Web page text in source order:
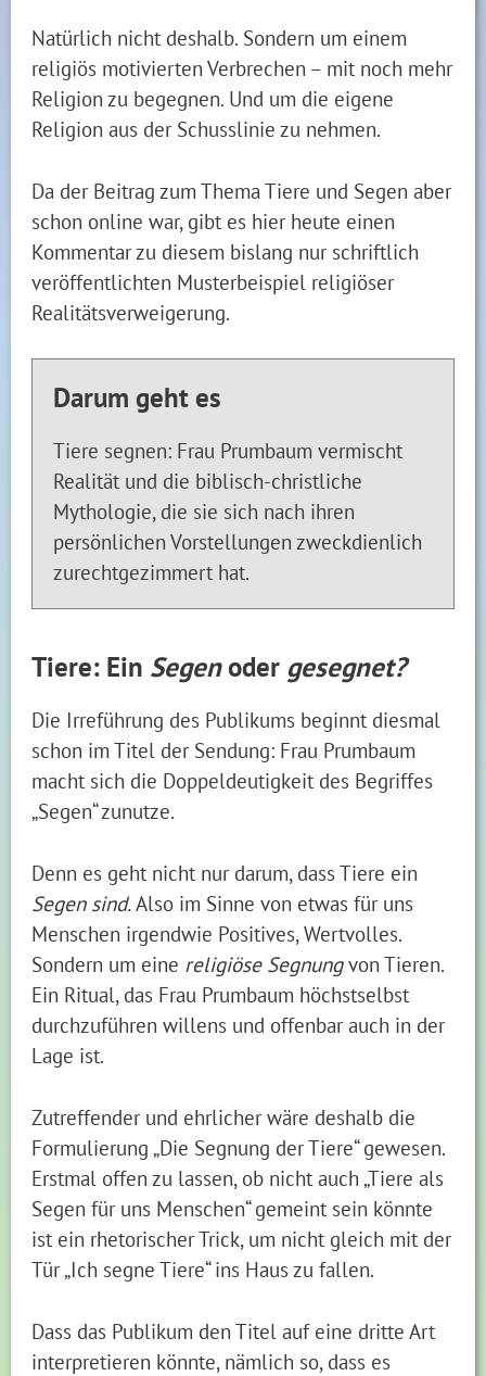
Natürlich nicht deshalb. Sondern um einem
religiös motivierten Verbrechen – mit noch mehr
Religion zu begegnen. Und um die eigene
Religion aus der Schusslinie zu nehmen.
Da der Beitrag zum Thema Tiere und Segen aber
schon online war, gibt es hier heute einen
Kommentar zu diesem bislang nur schriftlich
veröffentlichten Musterbeispiel religiöser
Realitätsverweigerung.
Darum geht es
Tiere segnen: Frau Prumbaum vermischt
Realität und die biblisch-christliche
Mythologie, die sie sich nach ihren
persönlichen Vorstellungen zweckdienlich
zurechtgezimmert hat.
Tiere: Ein Segenoder gesegnet?
Die Irreführung des Publikums beginnt diesmal
schon im Titel der Sendung: Frau Prumbaum
macht sich die Doppeldeutigkeit des Begriffes
„Segen“ zunutze.
Denn es geht nicht nur darum, dass Tiere ein
Segen sind.Also im Sinne von etwas für uns
Menschen irgendwie Positives, Wertvolles.
Sondern um eine religiöse Segnungvon Tieren.
Ein Ritual, das Frau Prumbaum höchstselbst
durchzuführen willens und offenbar auch in der
Lage ist.
Zutreffender und ehrlicher wäre deshalb die
Formulierung „Die Segnung der Tiere“ gewesen.
Erstmal offen zu lassen, ob nicht auch „Tiere als
Segen für uns Menschen“ gemeint sein könnte
ist ein rhetorischer Trick, um nicht gleich mit der
Tür „Ich segne Tiere“ ins Haus zu fallen.
Dass das Publikum den Titel auf eine dritte Art
interpretieren könnte, nämlich so, dass es